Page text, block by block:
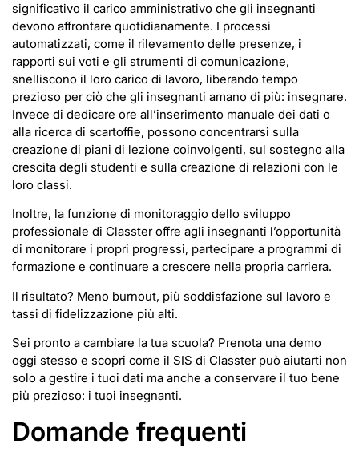
significativo il carico amministrativo che gli insegnanti
devono affrontare quotidianamente. I processi
automatizzati, come il rilevamento delle presenze, i
rapporti sui voti e gli strumenti di comunicazione,
snelliscono il loro carico di lavoro, liberando tempo
prezioso per ciò che gli insegnanti amano di più: insegnare.
Invece di dedicare ore all’inserimento manuale dei dati o
alla ricerca di scartoffie, possono concentrarsi sulla
creazione di piani di lezione coinvolgenti, sul sostegno alla
crescita degli studenti e sulla creazione di relazioni con le
loro classi.
Inoltre, la funzione di monitoraggio dello sviluppo
professionale di Classter offre agli insegnanti l’opportunità
di monitorare i propri progressi, partecipare a programmi di
formazione e continuare a crescere nella propria carriera.
Il risultato? Meno burnout, più soddisfazione sul lavoro e
tassi di fidelizzazione più alti.
Sei pronto a cambiare la tua scuola? Prenota una demo
oggi stesso e scopri come il SIS di Classter può aiutarti non
solo a gestire i tuoi dati ma anche a conservare il tuo bene
più prezioso: i tuoi insegnanti.
Domande frequenti